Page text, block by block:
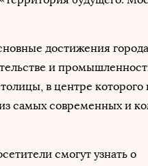
достижения
и
в центре которого
самых современных и
смогут узнать о